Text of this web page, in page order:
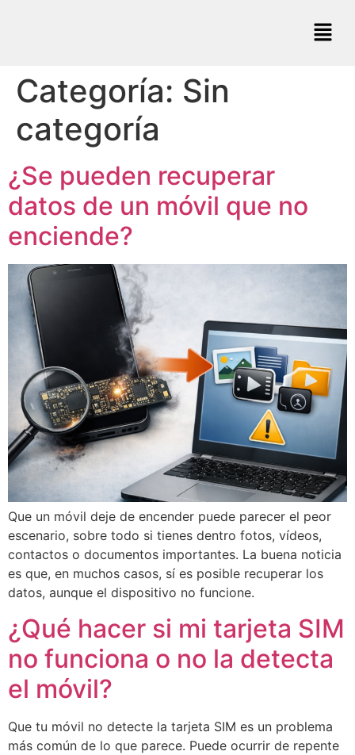
Categoría: Sin
categoría
¿Se pueden recuperar
datos de un móvil que no
enciende?
Que un móvil deje de encender puede parecer el peor
escenario, sobre todo si tienes dentro fotos, vídeos,
contactos o documentos importantes. La buena noticia
es que, en muchos casos, sí es posible recuperar los
datos, aunque el dispositivo no funcione.
¿Qué hacer si mi tarjeta SIM
no funciona o no la detecta
el móvil?
Que tu móvil no detecte la tarjeta SIM es un problema
más común de lo que parece. Puede ocurrir de repente